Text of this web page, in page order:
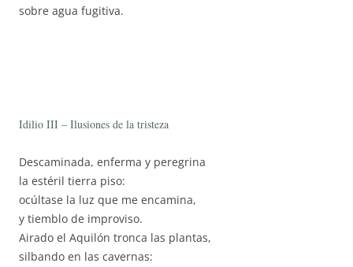
sobre agua fugitiva.
Idilio III – Ilusiones de la tristeza
Descaminada, enferma y peregrina
la estéril tierra piso:
ocúltase la luz que me encamina,
y tiemblo de improviso.
Airado el Aquilón tronca las plantas,
silbando en las cavernas: